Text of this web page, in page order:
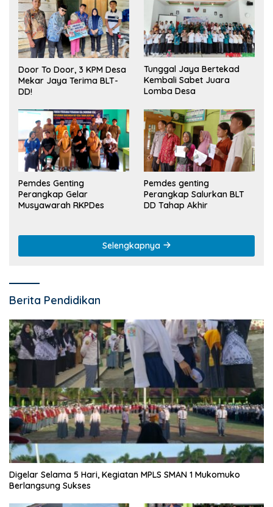
Door To Door, 3 KPM Desa
Mekar Jaya Terima BLT-
DD!
Tunggal Jaya Bertekad
Kembali Sabet Juara
Lomba Desa
Pemdes Genting
Perangkap Gelar
Musyawarah RKPDes
Pemdes genting
Perangkap Salurkan BLT
DD Tahap Akhir
Selengkapnya
Berita Pendidikan
Digelar Selama 5 Hari, Kegiatan MPLS SMAN 1 Mukomuko
Berlangsung Sukses